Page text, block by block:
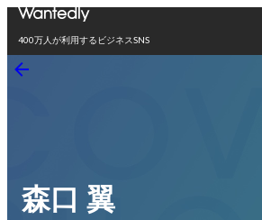
400万人が利用するビジネスSNS
森口 翼